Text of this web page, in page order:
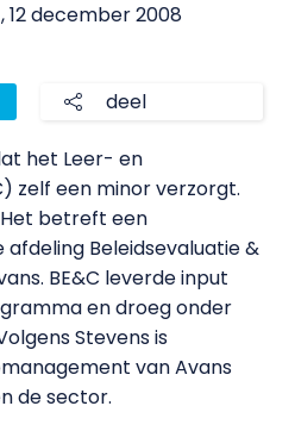
, 12 december 2008
deel
het Leer- en
zelf een minor verzorgt.
betreft een
Beleidsevaluatie &
BE&C leverde input
en droeg onder
Stevens is
van Avans
de sector.